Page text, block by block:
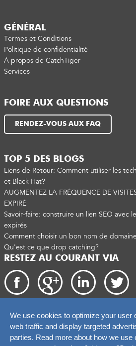
GÉNÉRAL
Termes et Conditions
Politique de confidentialité
À propos de CatchTiger
Services
FOIRE AUX QUESTIONS
RENDEZ-VOUS AUX FAQ
TOP 5 DES BLOGS
Liens de Retour: Comment utiliser les
et Black Hat?
AUGMENTEZ LA FRÉQUENCE DE
EXPIRÉ
Savoir-faire: construire un lien SEO avec
expirés
Comment choisir un bon nom de
Qu'est ce que drop catching?
RESTEZ AU COURANT VIA
Droits d'auteur 2026. catchtiger.com
We use cookies to optimize your user
web traffic and display targeted
parties. Read more about how we use